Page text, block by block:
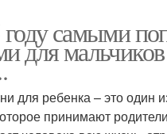
самыми
для
для ребенка – это один
принимают